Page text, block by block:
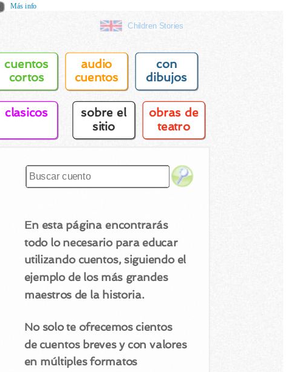
Children Stories
cuentos
cortos
audio
cuentos
con
dibujos
clasicos sobre el
sitio
obras de
teatro
En esta página encontrarás
todo lo necesario para educar
utilizando cuentos, siguiendo el
ejemplo de los más grandes
maestros de la historia.
No solo te ofrecemos cientos
de cuentos breves y con valores
en múltiples formatos
Más info